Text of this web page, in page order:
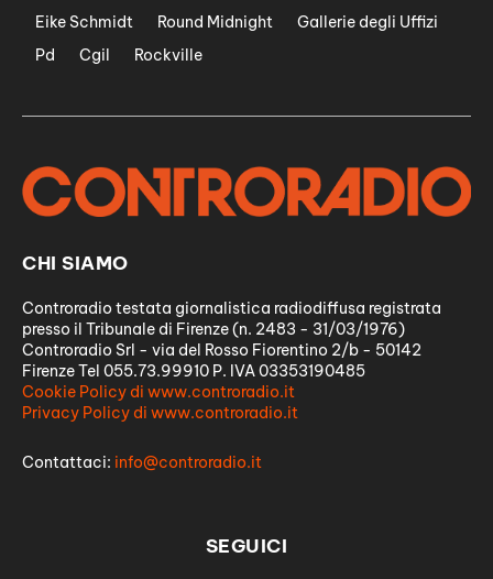
Eike Schmidt
Round Midnight
Gallerie degli Uffizi
Pd
Cgil Rockville
CHI SIAMO
Controradio testata giornalistica radiodiffusa registrata
presso il Tribunale di Firenze (n. 2483 - 31/03/1976)
Controradio Srl - via del Rosso Fiorentino 2/b - 50142
Firenze Tel 055.73.99910 P. IVA 03353190485
Cookie Policy di www.controradio.it
Privacy Policy di www.controradio.it
Contattaci: info@controradio.it
SEGUICI